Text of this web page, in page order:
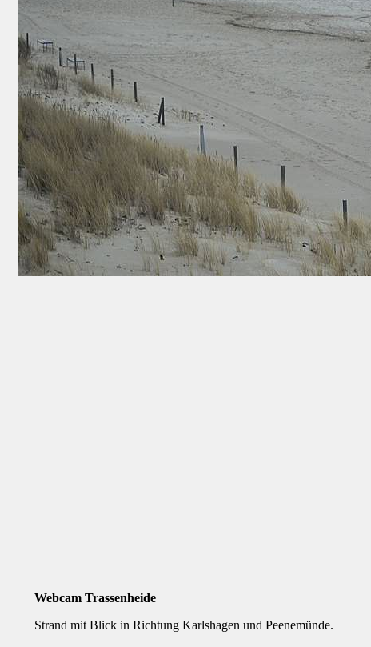
Webcam Trassenheide
Strand mit Blick in Richtung Karlshagen und Peenemünde.